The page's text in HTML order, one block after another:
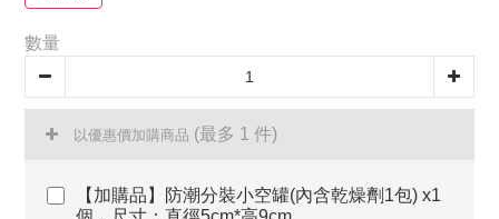
數量
以優惠價加購商品 (最多 1 件)
【加購品】防潮分裝小空罐(內含乾燥劑1包) x1